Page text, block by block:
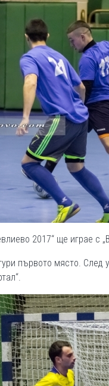
2017“ ще играе с
първото място. След